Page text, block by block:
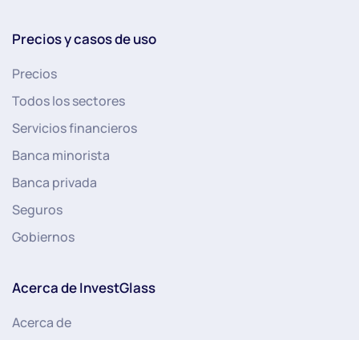
Precios y casos de uso
Precios
Todos los sectores
Servicios financieros
Banca minorista
Banca privada
Seguros
Gobiernos
Acerca de InvestGlass
Acerca de